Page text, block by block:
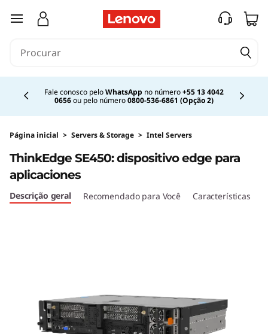
saltar para o conteúdo principal
Fale conosco peloWhatsApp no número+55 13 4042
0656ou pelo número0800-536-6861 (Opção 2)
Página inicial > Servers & Storage > Intel Servers
ThinkEdge SE450: dispositivo edge para
aplicaciones
Descrição geral Recomendado para Você Características